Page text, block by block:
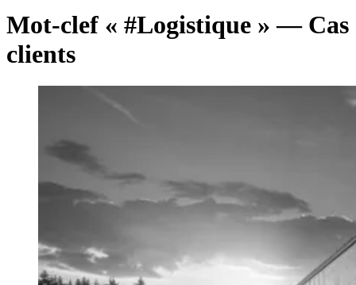
Mot-clef « #Logistique » — Cas
clients